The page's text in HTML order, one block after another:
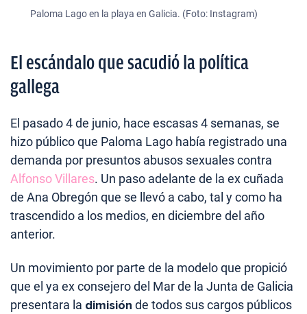
Paloma Lago en la playa en Galicia. (Foto: Instagram)
El escándalo que sacudió la política
gallega
El pasado 4 de junio, hace escasas 4 semanas, se
hizo público que Paloma Lago había registrado una
demanda por presuntos abusos sexuales contra
Alfonso Villares. Un paso adelante de la ex cuñada
de Ana Obregón que se llevó a cabo, tal y como ha
trascendido a los medios, en diciembre del año
anterior.
Un movimiento por parte de la modelo que propició
que el ya ex consejero del Mar de la Junta de Galicia
presentara la dimisión de todos sus cargos públicos